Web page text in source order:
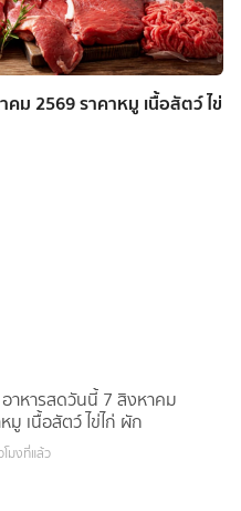
ม 2569 ราคาหมู เนื้อสัตว์ ไข่
าหารสดวันนี้ 7 สิงหาคม
มู เนื้อสัตว์ ไข่ไก่ ผัก
มงที่แล้ว